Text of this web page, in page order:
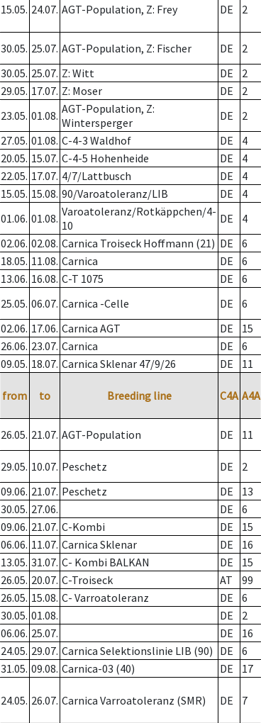
15.05. 24.07. AGT-Population, Z: Frey DE 2
30.05. 25.07. AGT-Population, Z: Fischer DE 2
30.05. 25.07. Z: Witt DE 2
29.05. 17.07. Z: Moser DE 2
23.05. 01.08. AGT-Population, Z:
Wintersperger
DE 2
27.05. 01.08. C-4-3 Waldhof DE 4
20.05. 15.07. C-4-5 Hohenheide DE 4
22.05. 17.07. 4/7/Lattbusch DE 4
15.05. 15.08. 90/Varoatoleranz/LIB DE 4
01.06. 01.08. Varoatoleranz/Rotkäppchen/4-
10
DE 4
02.06. 02.08. Carnica Troiseck Hoffmann (21) DE 6
18.05. 11.08. Carnica DE 6
13.06. 16.08. C-T 1075 DE 6
25.05. 06.07. Carnica -Celle DE 6
02.06. 17.06. Carnica AGT DE 15
26.06. 23.07. Carnica DE 6
09.05. 18.07. Carnica Sklenar 47/9/26 DE 11
from to Breeding line C4A A4A
26.05. 21.07. AGT-Population DE 11
29.05. 10.07. Peschetz DE 2
09.06. 21.07. Peschetz DE 13
30.05. 27.06. DE 6
09.06. 21.07. C-Kombi DE 15
06.06. 11.07. Carnica Sklenar DE 16
13.05. 31.07. C- Kombi BALKAN DE 15
26.05. 20.07. C-Troiseck AT 99
26.05. 15.08. C- Varroatoleranz DE 6
30.05. 01.08. DE 2
06.06. 25.07. DE 16
24.05. 29.07. Carnica Selektionslinie LIB (90) DE 6
31.05. 09.08. Carnica-03 (40) DE 17
24.05. 26.07. Carnica Varroatoleranz (SMR) DE 7